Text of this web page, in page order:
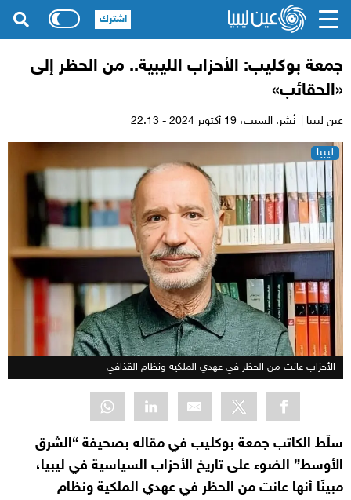
جمعة بوكليب: الأحزاب الليبية.. من الحظر إلى
«الحقائب»
عين ليبيا | نُشر: السبت،
ليبيا
الأحزاب عانت من الحظر في عهدي الملكية ونظام القذافي
سلّط الكاتب جمعة بوكليب في مقاله بصحيفة “الشرق
الأوسط” الضوء على تاريخ الأحزاب السياسية في ليبيا،
مبينًا أنها عانت من الحظر في عهدي الملكية ونظام
اشترك